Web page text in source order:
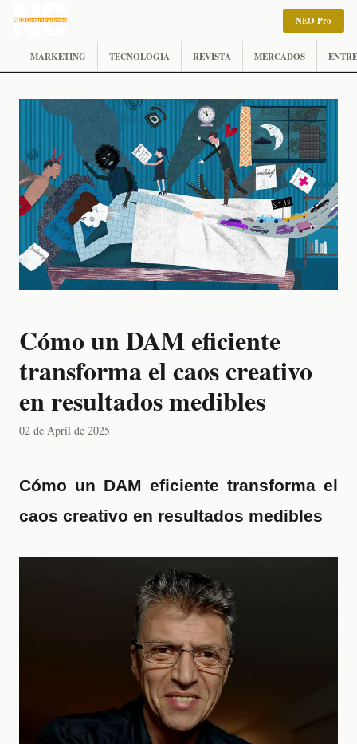
NEO Pro
MARKETING TECNOLOGIA REVISTA MERCADOS
Cómo un DAM eficiente
transforma el caos creativo
en resultados medibles
02 de April de 2025
Cómo un DAM eficiente transforma el
caos creativo en resultados medibles